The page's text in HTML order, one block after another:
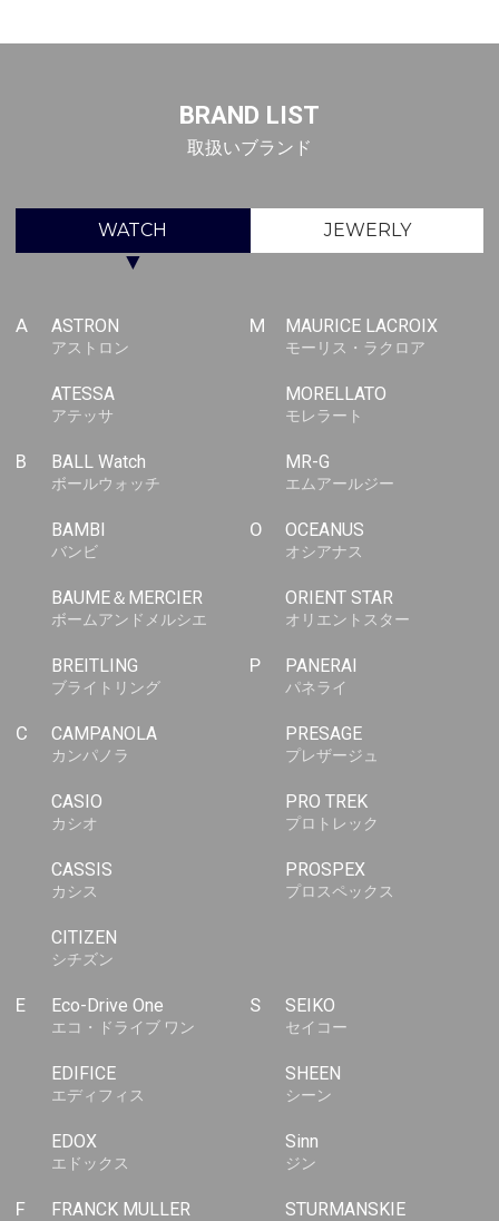
BRAND LIST
取扱いブランド
WATCH JEWERLY
▼
A ASTRON
アストロン
ATESSA
アテッサ
B BALL Watch
ボールウォッチ
BAMBI
バンビ
BAUME＆MERCIER
ボームアンドメルシエ
BREITLING
ブライトリング
C CAMPANOLA
カンパノラ
CASIO
カシオ
CASSIS
カシス
CITIZEN
シチズン
E Eco-Drive One
エコ・ドライブ ワン
EDIFICE
エディフィス
EDOX
エドックス
F FRANCK MULLER
M MAURICE LACROIX
モーリス・ラクロア
MORELLATO
モレラート
MR-G
エムアールジー
O OCEANUS
オシアナス
ORIENT STAR
オリエントスター
P PANERAI
パネライ
PRESAGE
プレザージュ
PRO TREK
プロトレック
PROSPEX
プロスペックス
S SEIKO
セイコー
SHEEN
シーン
Sinn
ジン
STURMANSKIE